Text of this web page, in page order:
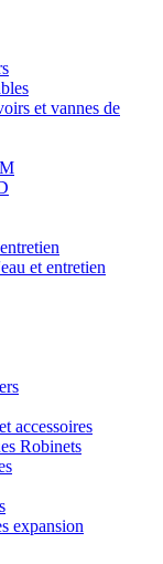
et vannes de
et entretien
accessoires
Robinets
expansion